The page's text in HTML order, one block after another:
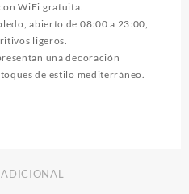
WiFi gratuita.
abierto de 08:00 a 23:00,
ligeros.
una decoración
de estilo mediterráneo.